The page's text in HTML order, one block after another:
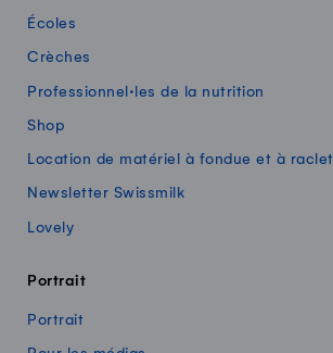
Écoles
Crèches
Professionnel·les de la nutrition
Shop
Location de matériel à fondue et à
Newsletter Swissmilk
Lovely
Portrait
Portrait